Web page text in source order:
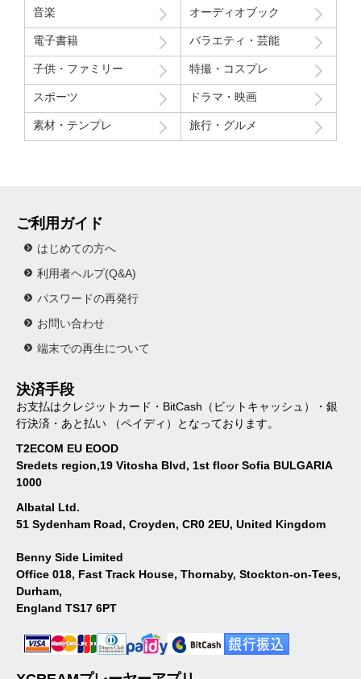
Route207さんいつも良い作品をありがとうございます！
初レビューですが、よく購入させて貰ってます！
音楽 オーディオブック
電子書籍 バラエティ・芸能
子供・ファミリー 特撮・コスプレ
スポーツ ドラマ・映画
素材・テンプレ 旅行・グルメ
ご利用ガイド
はじめての方へ
利用者ヘルプ(Q&A)
パスワードの再発行
お問い合わせ
端末での再生について
決済手段
お支払はクレジットカード・BitCash（ビットキャッシュ）・銀
行決済・あと払い （ペイディ）となっております。
T2ECOM EU EOOD
Sredets region,19 Vitosha Blvd, 1st floor Sofia BULGARIA
1000
Albatal Ltd.
51 Sydenham Road, Croyden, CR0 2EU, United Kingdom
Benny Side Limited
Office 018, Fast Track House, Thornaby, Stockton-on-Tees,
Durham,
England TS17 6PT